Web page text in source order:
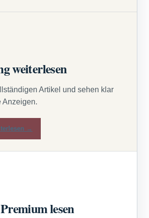
weiterlesen
Artikel und sehen klar
Anzeigen.
→
lesen